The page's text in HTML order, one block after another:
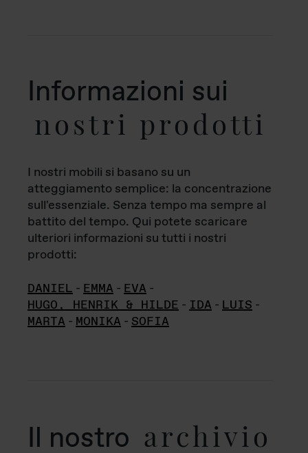
Informazioni sui
nostri prodotti
I nostri mobili si basano su un
atteggiamento semplice: la concentrazione
sull'essenziale. Senza tempo ma sempre al
battito del tempo. Qui potete scaricare
ulteriori informazioni su tutti i nostri
prodotti:
DANIEL - EMMA - EVA -
HUGO, HENRIK & HILDE - IDA - LUIS -
MARTA - MONIKA - SOFIA
Il nostro archivio